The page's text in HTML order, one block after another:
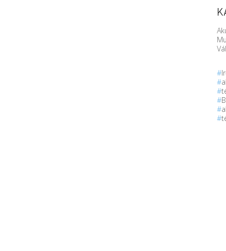
#
#
#
#
#
#